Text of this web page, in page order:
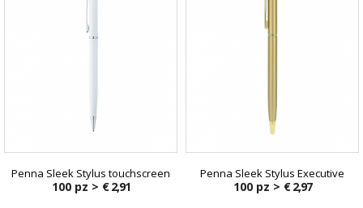
Penna Sleek Stylus touchscreen
100 pz > € 2,91
Penna Sleek Stylus Executive
100 pz > € 2,97